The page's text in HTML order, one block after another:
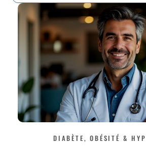
DIABÈTE, OBÉSITÉ &